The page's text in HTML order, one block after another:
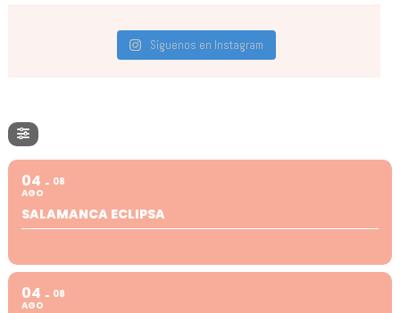
Síguenos en Instagram
04
AGO
08
SALAMANCA ECLIPSA
04
AGO
08